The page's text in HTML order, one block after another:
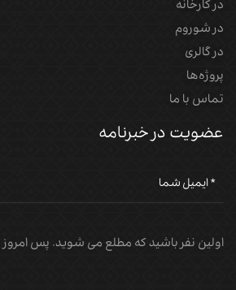
در کارخانه
در شوروم
در گالری
پروژه‌‌ها
تماس با ما
عضویت در خبرنامه
اولین نفر باشید که مطلع می شوید. پس امروز